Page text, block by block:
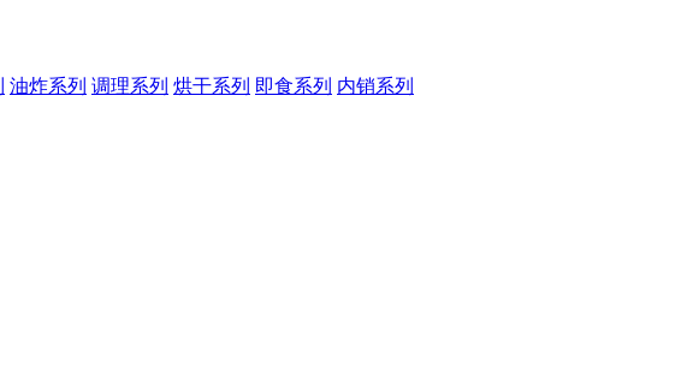
油炸系列 调理系列 烘干系列 即食系列 内销系列